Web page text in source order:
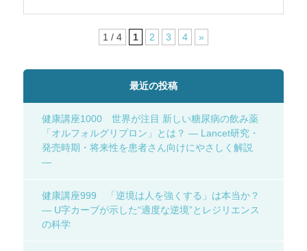
1 / 4 1 2 3 4 »
最近の投稿
健康講座1000 世界が注目 新しい糖尿病の飲み薬
「オルフォルグリプロン」とは？ ― Lancet研究・
発売時期・将来性を患者さん向けにやさしく解説
―
健康講座999 「逆境は人を強くする」は本当か？
― U字カーブが示した“適度な逆境”とレジリエンス
の科学